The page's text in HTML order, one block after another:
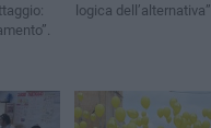
logica dell’alternativa”